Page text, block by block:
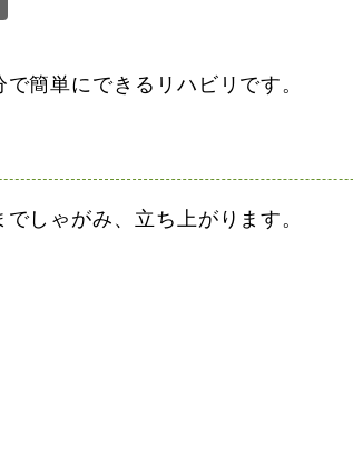
簡単にできるリハビリです。
しゃがみ、立ち上がります。